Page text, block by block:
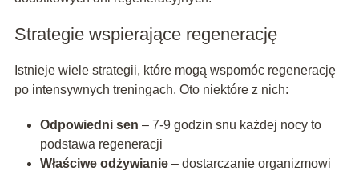
Strategie wspierające regenerację
Istnieje wiele strategii, które mogą wspomóc regenerację
po intensywnych treningach. Oto niektóre z nich:
Odpowiedni sen – 7-9 godzin snu każdej nocy to
podstawa regeneracji
Właściwe odżywianie– dostarczanie organizmowi